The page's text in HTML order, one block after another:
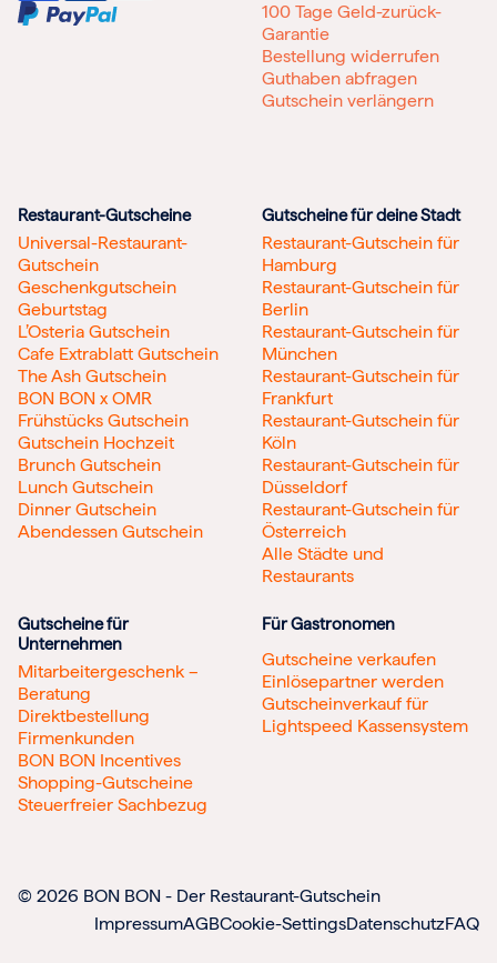
100 Tage Geld-zurück-
Garantie
Bestellung widerrufen
Guthaben abfragen
Gutschein verlängern
Restaurant-Gutscheine
Universal-Restaurant-
Gutschein
Geschenkgutschein
Geburtstag
L’Osteria Gutschein
Cafe Extrablatt Gutschein
The Ash Gutschein
BON BON x OMR
Frühstücks Gutschein
Gutschein Hochzeit
Brunch Gutschein
Lunch Gutschein
Dinner Gutschein
Abendessen Gutschein
Gutscheine für deine Stadt
Restaurant-Gutschein für
Hamburg
Restaurant-Gutschein für
Berlin
Restaurant-Gutschein für
München
Restaurant-Gutschein für
Frankfurt
Restaurant-Gutschein für
Köln
Restaurant-Gutschein für
Düsseldorf
Restaurant-Gutschein für
Österreich
Alle Städte und
Restaurants
Gutscheine für
Unternehmen
Mitarbeitergeschenk –
Beratung
Direktbestellung
Firmenkunden
BON BON Incentives
Shopping-Gutscheine
Steuerfreier Sachbezug
Für Gastronomen
Gutscheine verkaufen
Einlösepartner werden
Gutscheinverkauf für
Lightspeed Kassensystem
© 2026 BON BON - Der Restaurant-Gutschein
ImpressumAGBCookie-SettingsDatenschutzFAQ